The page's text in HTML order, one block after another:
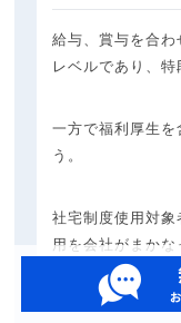
給与、賞与を合わ
レベルであり、特
一方で福利厚生を
う。
社宅制度使用対
用を会社がまかな